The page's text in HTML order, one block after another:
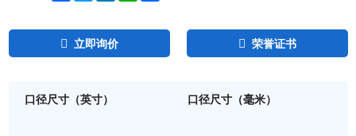
立即询价 荣誉证书
口径尺寸（毫米）
口径尺寸（英寸）